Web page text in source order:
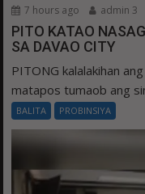
7 hours ago admin 3
PITO KATAO
SA DAVAO CITY
PITONG kalalakihan
matapos tumaob ang
BALITA PROBINSIYA